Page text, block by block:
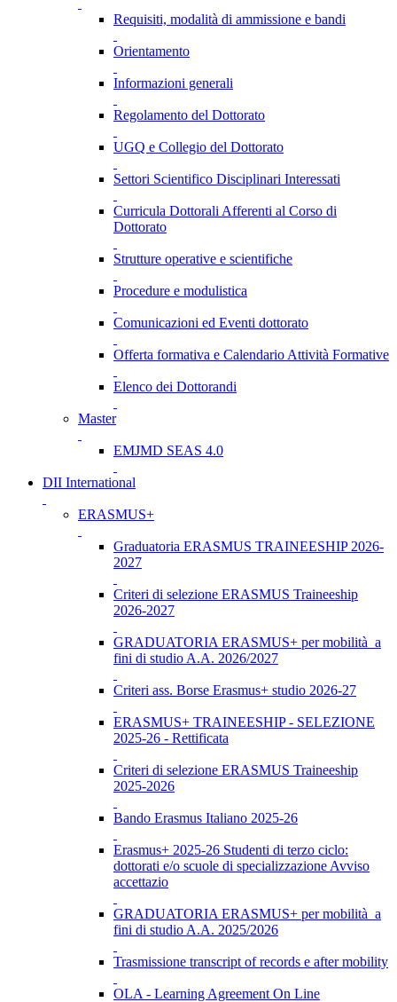
Requisiti, modalità di ammissione e bandi
Orientamento
Informazioni generali
Regolamento del Dottorato
UGQ e Collegio del Dottorato
Settori Scientifico Disciplinari Interessati
Curricula Dottorali Afferenti al Corso di
Dottorato
Strutture operative e scientifiche
Procedure e modulistica
Comunicazioni ed Eventi dottorato
Offerta formativa e Calendario Attività Formative
Elenco dei Dottorandi
Master
EMJMD SEAS 4.0
DII International
ERASMUS+
Graduatoria ERASMUS TRAINEESHIP 2026-
2027
Criteri di selezione ERASMUS Traineeship
2026-2027
GRADUATORIA ERASMUS+ per mobilità a
fini di studio A.A. 2026/2027
Criteri ass. Borse Erasmus+ studio 2026-27
ERASMUS+ TRAINEESHIP - SELEZIONE
2025-26 - Rettificata
Criteri di selezione ERASMUS Traineeship
2025-2026
Bando Erasmus Italiano 2025-26
Erasmus+ 2025-26 Studenti di terzo ciclo:
dottorati e/o scuole di specializzazione Avviso
accettazio
GRADUATORIA ERASMUS+ per mobilità a
fini di studio A.A. 2025/2026
Trasmissione transcript of records e after mobility
OLA - Learning Agreement On Line